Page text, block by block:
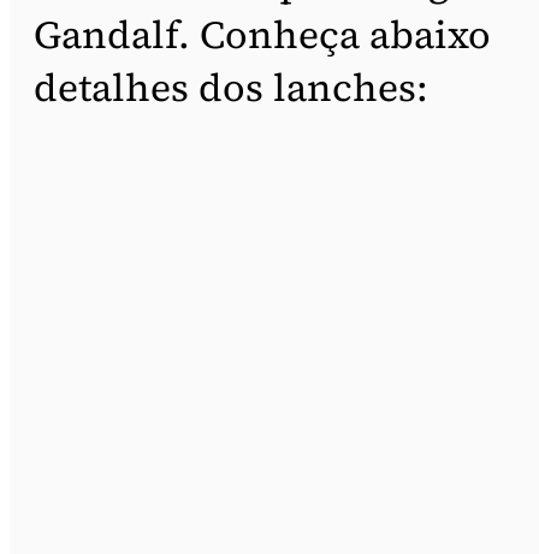
Gandalf. Conheça abaixo
detalhes dos lanches: